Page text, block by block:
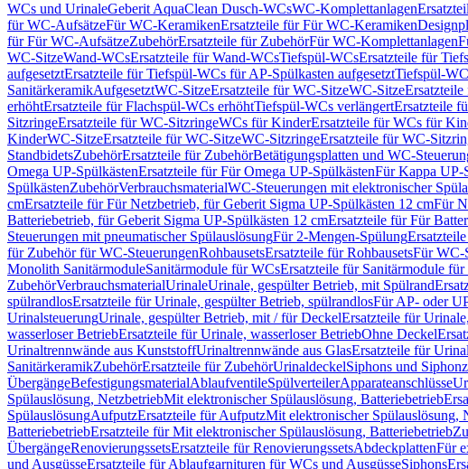
WCs und UrinaleGeberit AquaClean Dusch-WCsWC-Komplettanlagen
für WC-AufsätzeFür WC-KeramikenErsatzteile für Für WC-Keramiken
für Für WC-AufsätzeZubehörErsatzteile für ZubehörFür WC-Komplettanlagen
WC-SitzeWand-WCsErsatzteile für Wand-WCsTiefspül-WCsErsatzteile für
aufgesetztErsatzteile für Tiefspül-WCs für AP-Spülkasten aufgesetztTiefspül-
SanitärkeramikAufgesetztWC-SitzeErsatzteile für WC-SitzeWC-Sitze
erhöhtErsatzteile für Flachspül-WCs erhöhtTiefspül-WCs verlängertErsatzteile
SitzringeErsatzteile für WC-SitzringeWCs für KinderErsatzteile für WCs für
KinderWC-SitzeErsatzteile für WC-SitzeWC-SitzringeErsatzteile für WC-
StandbidetsZubehörErsatzteile für ZubehörBetätigungsplatten und WC-
Omega UP-SpülkästenErsatzteile für Für Omega UP-SpülkästenFür Kappa UP-
SpülkästenZubehörVerbrauchsmaterialWC-Steuerungen mit elektronischer
cmErsatzteile für Für Netzbetrieb, für Geberit Sigma UP-Spülkästen 12 cmFür
Batteriebetrieb, für Geberit Sigma UP-Spülkästen 12 cmErsatzteile für Für
Steuerungen mit pneumatischer SpülauslösungFür 2-Mengen-Spülung
für Zubehör für WC-SteuerungenRohbausetsErsatzteile für RohbausetsFür WC-
Monolith SanitärmoduleSanitärmodule für WCsErsatzteile für Sanitärmodule
ZubehörVerbrauchsmaterialUrinaleUrinale, gespülter Betrieb, mit Spülrand
spülrandlosErsatzteile für Urinale, gespülter Betrieb, spülrandlosFür AP- oder
UrinalsteuerungUrinale, gespülter Betrieb, mit / für DeckelErsatzteile für
wasserloser BetriebErsatzteile für Urinale, wasserloser BetriebOhne Deckel
Urinaltrennwände aus KunststoffUrinaltrennwände aus GlasErsatzteile für
SanitärkeramikZubehörErsatzteile für ZubehörUrinaldeckelSiphons und
ÜbergängeBefestigungsmaterialAblaufventileSpülverteilerApparateanschlüsse
Spülauslösung, NetzbetriebMit elektronischer Spülauslösung, Batteriebetrieb
SpülauslösungAufputzErsatzteile für AufputzMit elektronischer Spülauslösung,
BatteriebetriebErsatzteile für Mit elektronischer Spülauslösung, Batteriebetrieb
ÜbergängeRenovierungssetsErsatzteile für RenovierungssetsAbdeckplattenFür
und AusgüsseErsatzteile für Ablaufgarnituren für WCs und AusgüsseSiphons